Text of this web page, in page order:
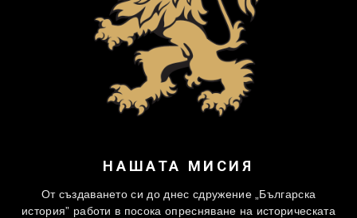
НАШАТА МИСИЯ
От създаването си до днес сдружение „Българска
история” работи в посока опресняване на историческата